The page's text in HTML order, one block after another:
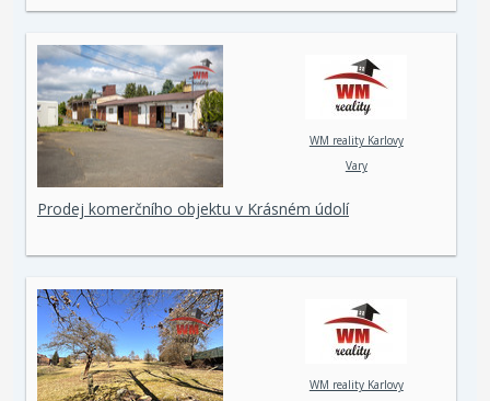
WM reality Karlovy
Vary
Prodej komerčního objektu v Krásném údolí
WM reality Karlovy